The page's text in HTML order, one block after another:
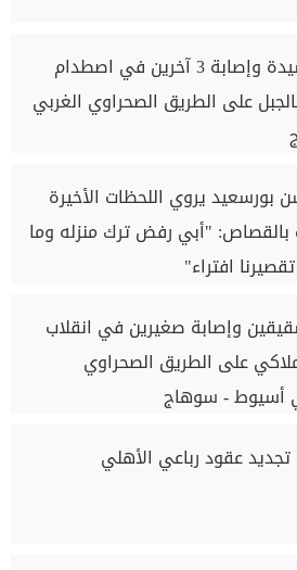
وفاة سيدة وإصابة 3 آخرين في اصطدام
على الطريق الصحراوي الغربي
بورسعيد يروي اللحظات الأخيرة
بالقصاص: "أبي رفض ترك منزله وما
افتراء"
وإصابة صغيرين في انقلاب
على الطريق الصحراوي
أسيوط - سوهاج
عقود رباعي الأهلي